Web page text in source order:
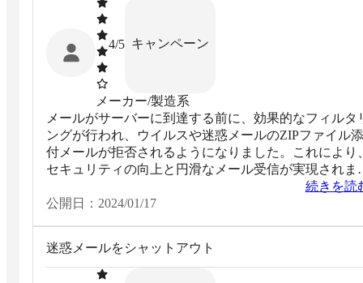
4/5 キャンペーン
メーカー/製造系
メールがサーバーに到達する前に、効果的なフィルタ
ングが行われ、ウイルスや迷惑メールのZIPファイル添
付メールが拒否されるようになりました。これにより
セキュリティの向上と円滑なメール受信が実現されま
続きを読
公開日： 2024/01/17
迷惑メールをシャットアウト